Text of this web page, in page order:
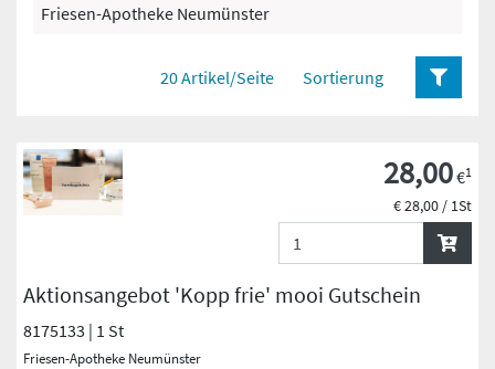
Friesen-Apotheke Neumünster
20 Artikel/Seite Sortierung
Aktionsangebot 'Kopp frie' mooi Gutschein
8175133 | 1 St
Friesen-Apotheke Neumünster
28,00€1
€ 28,00 / 1St